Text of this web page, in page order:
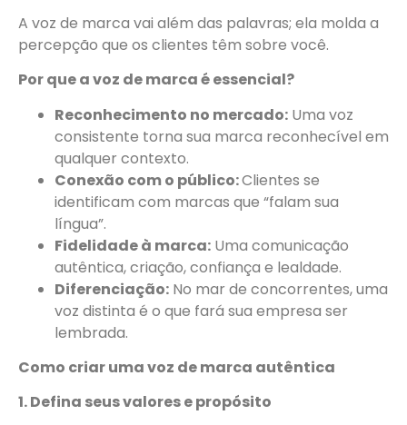
A voz de marca vai além das palavras; ela molda a
percepção que os clientes têm sobre você.
Por que a voz de marca é essencial?
Reconhecimento no mercado: Uma voz
consistente torna sua marca reconhecível em
qualquer contexto.
Conexão com o público:Clientes se
identificam com marcas que “falam sua
língua”.
Fidelidade à marca: Uma comunicação
autêntica, criação, confiança e lealdade.
Diferenciação: No mar de concorrentes, uma
voz distinta é o que fará sua empresa ser
lembrada.
Como criar uma voz de marca autêntica
1. Defina seus valores e propósito